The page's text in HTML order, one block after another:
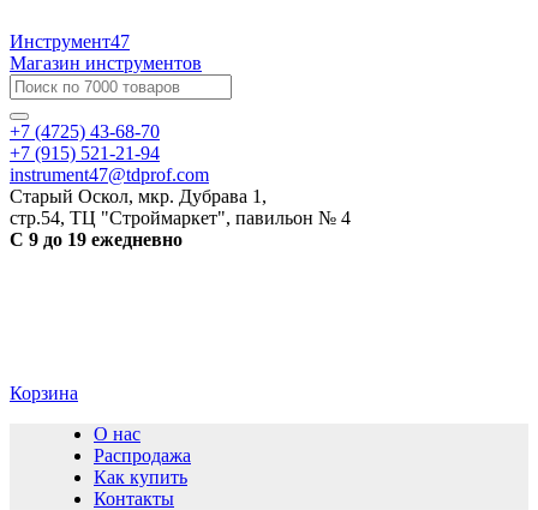
Инструмент47
Магазин инструментов
+7 (4725) 43-68-70
+7 (915) 521-21-94
instrument47@tdprof.com
Старый Оскол, мкр. Дубрава 1,
стр.54, ТЦ "Строймаркет", павильон № 4
С 9 до 19 ежедневно
Корзина
О нас
Распродажа
Как купить
Контакты